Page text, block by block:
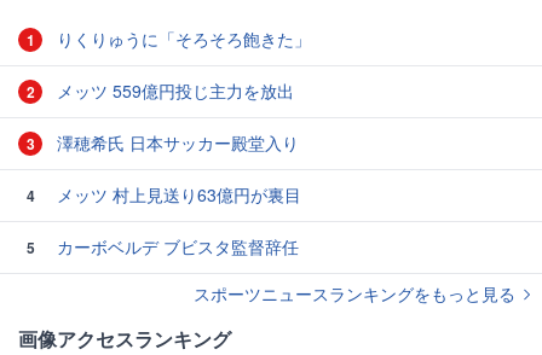
1 りくりゅうに「そろそろ飽きた」
2 メッツ 559億円投じ主力を放出
3 澤穂希氏 日本サッカー殿堂入り
4 メッツ 村上見送り63億円が裏目
5
カーボベルデ ブビスタ監督辞任
スポーツニュースランキングをもっと見る
画像アクセスランキング